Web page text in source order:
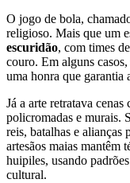
O jogo de bola,
religioso. Mais que um
escuridão, com times
couro. Em alguns
uma honra que garantia
Já a arte retratava
policromadas e murais.
reis, batalhas e alianças
artesãos maias mantêm
huipiles, usando
cultural.